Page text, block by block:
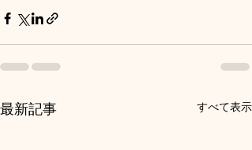
最新記事 すべて表示